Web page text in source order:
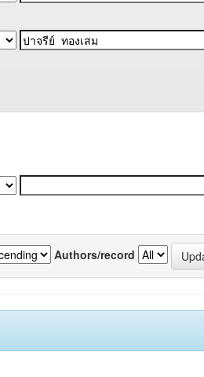
Authors/record